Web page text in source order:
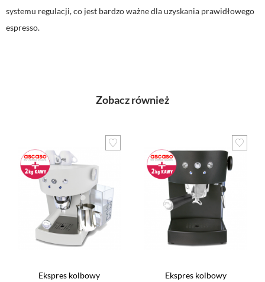
systemu regulacji, co jest bardzo ważne dla uzyskania prawidłowego
espresso.
Zobacz również
Ekspres kolbowy
Ekspres kolbowy